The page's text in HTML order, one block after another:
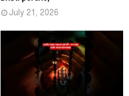
July 21, 2026